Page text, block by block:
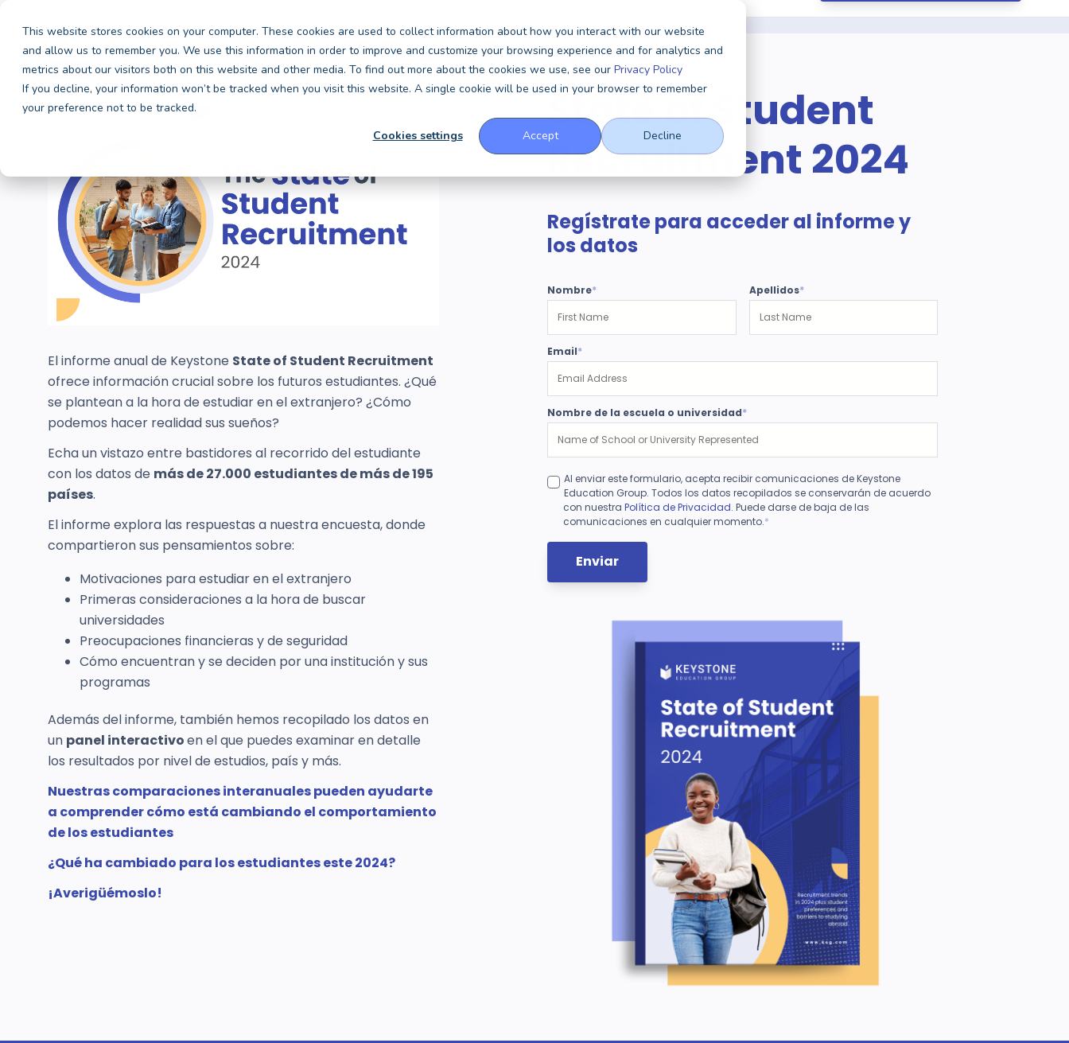
This website stores cookies on your computer. These cookies are used to collect information about how you interact with our website
and allow us to remember you. We use this information in order to improve and customize your browsing experience and for analytics and
metrics about our visitors both on this website and other media. To find out more about the cookies we use, see our Privacy Policy
If you decline, your information won’t be tracked when you visit this website. A single cookie will be used in your browser to remember
your preference not to be tracked.
Cookies settings
Accept Decline
2024 State of Student Recruitment
El informe anual de Keystone State of Student Recruitment
ofrece información crucial sobre los futuros estudiantes. ¿Qué
se plantean a la hora de estudiar en el extranjero? ¿Cómo
podemos hacer realidad sus sueños?
Echa un vistazo entre bastidores al recorrido del estudiante
con los datos de más de 27.000 estudiantes de más de 195
países.
El informe explora las respuestas a nuestra encuesta, donde
compartieron sus pensamientos sobre:
Motivaciones para estudiar en el extranjero
Primeras consideraciones a la hora de buscar
universidades
Preocupaciones financieras y de seguridad
Cómo encuentran y se deciden por una institución y sus
programas
Además del informe, también hemos recopilado los datos en
un panel interactivoen el que puedes examinar en detalle
los resultados por nivel de estudios, país y más.
Nuestras comparaciones interanuales pueden ayudarte
a comprender cómo está cambiando el comportamiento
de los estudiantes
¿Qué ha cambiado para los estudiantes este 2024?
¡Averigüémoslo!
State of Student
Recruitment 2024
Regístrate para acceder al informe y
los datos
Nombre* Apellidos*
Email*
Nombre de la escuela o universidad*
Al enviar este formulario, acepta recibir comunicaciones de Keystone
Education Group. Todos los datos recopilados se conservarán de acuerdo
con nuestra Política de Privacidad. Puede darse de baja de las
comunicaciones en cualquier momento.*